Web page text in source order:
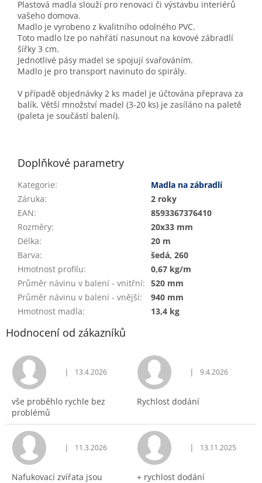
Plastová madla slouží pro renovaci či výstavbu interiérů
vašeho domova.
Madlo je vyrobeno z kvalitního odolného PVC.
Toto madlo lze po nahřátí nasunout na kovové zábradlí
šířky 3 cm.
Jednotlivé pásy madel se spojují svařováním.
Madlo je pro transport navinuto do spirály.
V případě objednávky 2 ks madel je účtována přeprava za
balík. Větší množství madel (3-20 ks) je zasíláno na paletě
(paleta je součástí balení).
Doplňkové parametry
Kategorie:
Madla na zábradlí
Záruka:
2 roky
EAN:
8593367376410
Rozměry:
20x33 mm
Délka:
20 m
Barva:
šedá, 260
Hmotnost profilu:
0,67 kg/m
Průměr návinu v balení - vnitřní: 520 mm
Průměr návinu v balení - vnější:
940 mm
Hmotnost madla: 13,4 kg
Hodnocení od zákazníků
Hodnocení obchodu je 5 z 5 hvězdiček.
| 13.4.2026
vše proběhlo rychle bez
problémů
Hodnocení
| 9.4.2026
Rychlost dodání
Hodnocení obchodu je 5 z 5 hvězdiček.
| 11.3.2026
Nafukovací zvířata jsou
Hodnocení
| 13.11.2025
+ rychlost dodání